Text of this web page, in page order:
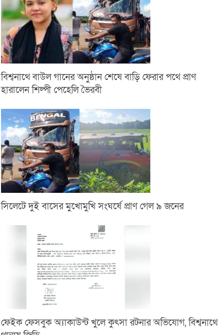
বিশ্বনাথে বাউল গানের অনুষ্ঠান শেষে বাড়ি ফেরার পথে প্রাণ
হারালেন শিল্পী পেহেলি ভৈরবী
সিলেটে দুই বাসের মুখোমুখি সংঘর্ষে প্রাণ গেল ৯ জনের
ফেইক ফেসবুক অ্যাকাউন্ট খুলে কুৎসা রটনার অভিযোগ, বিশ্বনাথে